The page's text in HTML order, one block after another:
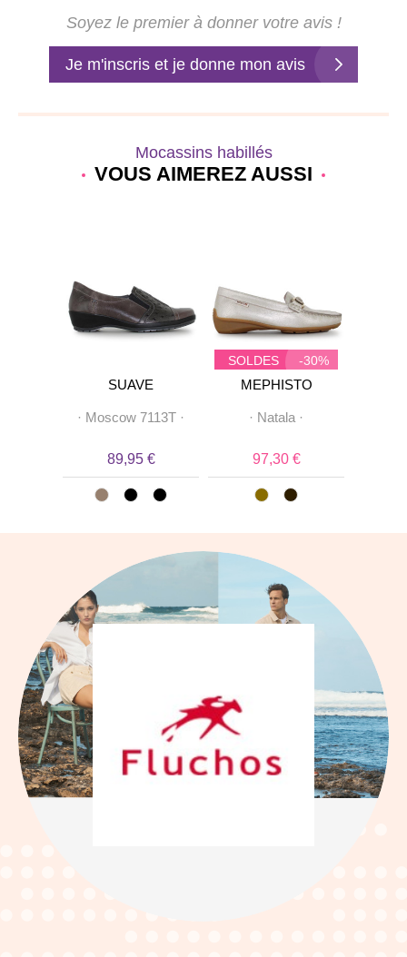
Soyez le premier à donner votre avis !
Je m'inscris et je donne mon avis
Mocassins habillés
VOUS AIMEREZ AUSSI
SUAVE
· Moscow 7113T ·
89,95 €
SOLDES -30%
MEPHISTO
· Natala ·
97,30 €